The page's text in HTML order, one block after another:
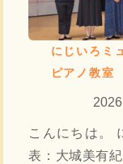
にじいろミ
ピアノ教室
こんにちは。
表：大城美有